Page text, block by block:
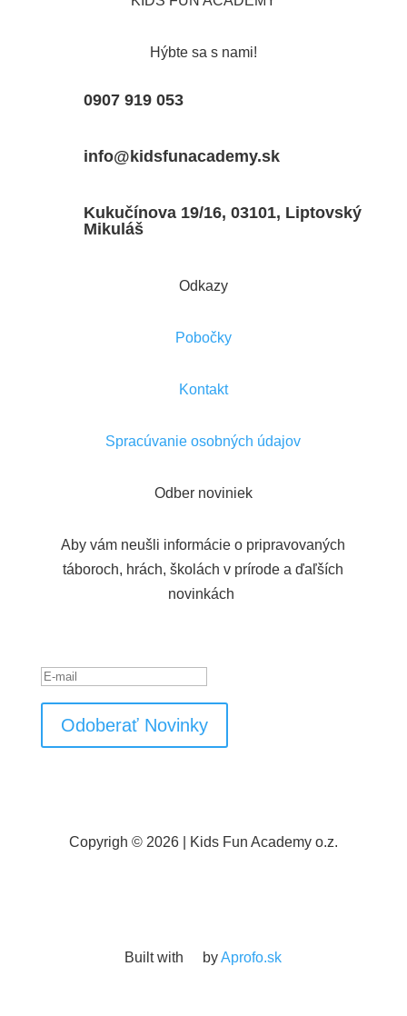
Hýbte sa s nami!
0907 919 053
info@kidsfunacademy.sk
Kukučínova 19/16, 03101, Liptovský
Mikuláš
Odkazy
Pobočky
Kontakt
Spracúvanie osobných údajov
Odber noviniek
Aby vám neušli informácie o pripravovaných
táboroch, hrách, školách v prírode a ďaľších
novinkách
Odoberať Novinky
Copyrigh © 2026 | Kids Fun Academy o.z.
Built with byAprofo.sk